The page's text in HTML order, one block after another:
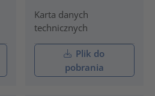
Karta danych
technicznych
Plik do
pobrania